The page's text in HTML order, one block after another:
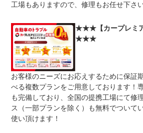
整備付 法定12ヶ月または法定24
※商用車は6ヶ月または12ヶ月点
法定整備
について
車検残：無（購入時に新規取得
定費用（自動車重量税、自賠責
は別に必要です。車検整備付き
期点検整備／商用車は１２ヶ月）
工場もありますので、修理もお任せ下さい
★★★【カープレミア
★★★
お客様のニーズにお応えするために保証
べる複数プランをご用意しております！
も完備しており、全国の提携工場にて修
ス（一部プランを除く）も無料でついて
使い頂けます！